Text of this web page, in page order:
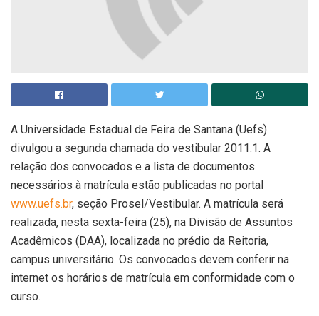
A Universidade Estadual de Feira de Santana (Uefs)
divulgou a segunda chamada do vestibular 2011.1. A
relação dos convocados e a lista de documentos
necessários à matrícula estão publicadas no portal
www.uefs.br, seção Prosel/Vestibular. A matrícula será
realizada, nesta sexta-feira (25), na Divisão de Assuntos
Acadêmicos (DAA), localizada no prédio da Reitoria,
campus universitário. Os convocados devem conferir na
internet os horários de matrícula em conformidade com o
curso.